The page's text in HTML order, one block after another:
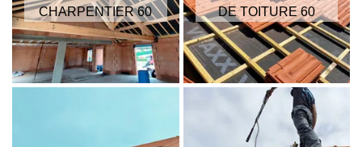
CHARPENTIER 60
DE TOITURE 60